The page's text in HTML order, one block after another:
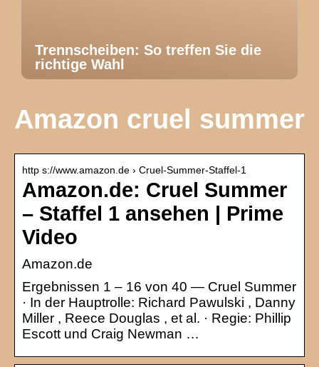
Trennscheiben: So treffen Sie die
richtige Wahl
Amazon cruel summer
http s://www.amazon.de › Cruel-Summer-Staffel-1
Amazon.de: Cruel Summer
– Staffel 1 ansehen | Prime
Video
Amazon.de
Ergebnissen 1 – 16 von 40 — Cruel Summer
· In der Hauptrolle: Richard Pawulski , Danny
Miller , Reece Douglas , et al. · Regie: Phillip
Escott und Craig Newman …